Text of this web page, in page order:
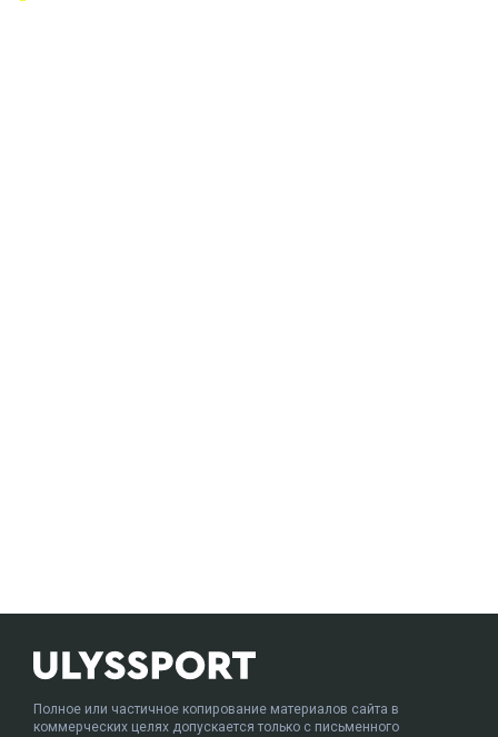
Полное или частичное копирование материалов сайта в
коммерческих целях допускается только с письменного